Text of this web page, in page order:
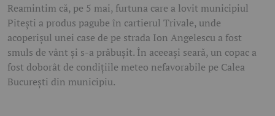
Reamintim că, pe 5 mai, furtuna care a lovit municipiul
Pitești a produs pagube în cartierul Trivale, unde
acoperișul unei case de pe strada Ion Angelescu a fost
smuls de vânt și s-a prăbușit. În aceeași seară, un copac a
fost doborât de condițiile meteo nefavorabile pe Calea
București din municipiu.